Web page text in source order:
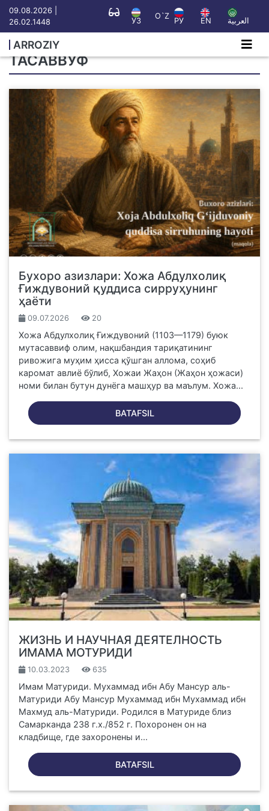
09.08.2026 |
26.02.1448
УЗ
O`Z
РУ EN العربية
ARROZIY
ТАСАВВУФ
Бухоро азизлари: Хожа Абдулхолиқ
Ғиждувоний қуддиса сирруҳунинг
ҳаёти
09.07.2026 20
Хожа Абдулхолиқ Ғиждувоний (1103—1179) буюк
мутасаввиф олим, нақшбандия тариқатининг
ривожига муҳим ҳисса қўшган аллома, соҳиб
каромат авлиё бўлиб, Хожаи Жаҳон (Жаҳон ҳожаси)
номи билан бутун дунёга машҳур ва маълум. Хожа...
BATAFSIL
ЖИЗНЬ И НАУЧНАЯ ДЕЯТЕЛНОСТЬ
ИМАМА МОТУРИДИ
10.03.2023 635
Имам Матуриди. Мухаммад ибн Абу Мансур аль-
Матуриди Абу Мансур Мухаммад ибн Мухаммад ибн
Махмуд аль-Матуриди. Родился в Матуриде близ
Самарканда 238 г.х./852 г. Похоронен он на
кладбище, где захоронены и...
BATAFSIL